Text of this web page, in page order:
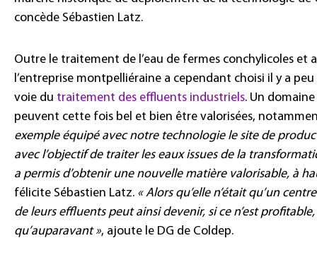
concède Sébastien Latz.
Outre le traitement de l’eau de fermes conchylicoles et
l’entreprise montpelliéraine a cependant choisi il y a
voie du traitement des effluents industriels. Un
peuvent cette fois bel et bien être valorisées,
exemple équipé avec notre technologie le site de
avec l’objectif de traiter les eaux issues de la
a permis d’obtenir une nouvelle matière valorisable, à
félicite Sébastien Latz. « Alors qu’elle n’était qu’un
de leurs effluents peut ainsi devenir, si ce n’est
qu’auparavant », ajoute le DG de Coldep.